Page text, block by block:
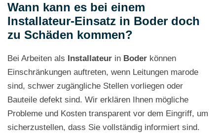
Wann kann es bei einem
Installateur-Einsatz in Boder doch
zu Schäden kommen?
Bei Arbeiten als Installateur in Boder können
Einschränkungen auftreten, wenn Leitungen marode
sind, schwer zugängliche Stellen vorliegen oder
Bauteile defekt sind. Wir erklären Ihnen mögliche
Probleme und Kosten transparent vor dem Eingriff, um
sicherzustellen, dass Sie vollständig informiert sind.